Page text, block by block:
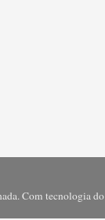
Com tecnologia do